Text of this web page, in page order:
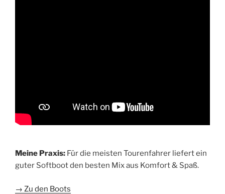
Meine Praxis: Für die meisten Tourenfahrer liefert ein
guter Softboot den besten Mix aus Komfort & Spaß.
→ Zu den Boots